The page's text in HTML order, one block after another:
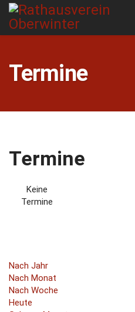
Termine
Termine
Keine
Termine
Nach Jahr
Nach Monat
Nach Woche
Heute